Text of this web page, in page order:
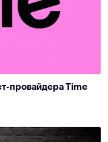
провайдера Time